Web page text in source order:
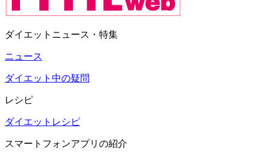
ダイエットニュース・特集
ニュース
ダイエット中の疑問
レシピ
ダイエットレシピ
スマートフォンアプリの紹介